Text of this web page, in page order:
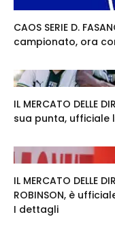
CAOS SERIE D.
campionato, ora
IL MERCATO DELLE
sua punta, ufficiale
IL MERCATO DELLE
ROBINSON, è
I dettagli